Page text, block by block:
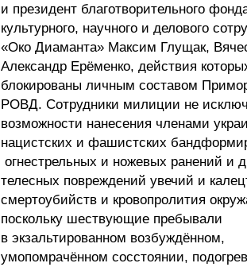
и президент благотворительного
культурного, научного и делового
«Око Диаманта» Максим Глущак,
Александр Ерёменко, действия
блокированы личным составом
РОВД. Сотрудники милиции не
возможности нанесения членами
нацистских и фашистских
огнестрельных и ножевых ранений и
телесных повреждений увечий и
смертоубийств и кровопролития
поскольку шествующие пребывали
в экзальтированном возбуждённом,
умопомрачённом сосстоянии,